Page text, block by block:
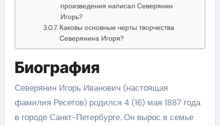
произведения написал Северянин
Игорь?
Каковы основные черты творчества
Северянина Игоря?
Биография
Северянин Игорь Иванович (настоящая
фамилия Ресетов) родился 4 (16) мая 1887 года
в городе Санкт-Петербурге. Он вырос в семье